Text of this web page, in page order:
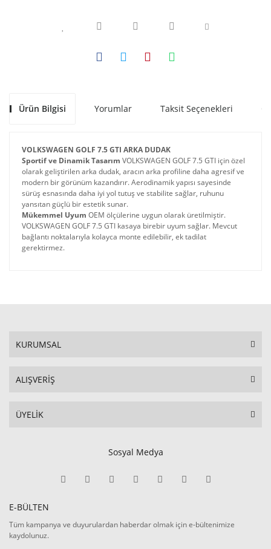
Ürün Bilgisi Yorumlar Taksit Seçenekleri
VOLKSWAGEN GOLF 7.5 GTI ARKA DUDAK
Sportif ve Dinamik Tasarım VOLKSWAGEN GOLF 7.5 GTI için özel
olarak geliştirilen arka dudak, aracın arka profiline daha agresif ve
modern bir görünüm kazandırır. Aerodinamik yapısı sayesinde
sürüş esnasında daha iyi yol tutuş ve stabilite sağlar, ruhunu
yansıtan güçlü bir estetik sunar.
Mükemmel Uyum OEM ölçülerine uygun olarak üretilmiştir.
VOLKSWAGEN GOLF 7.5 GTI kasaya birebir uyum sağlar. Mevcut
bağlantı noktalarıyla kolayca monte edilebilir, ek tadilat
gerektirmez.
KURUMSAL
ALIŞVERİŞ
ÜYELİK
Sosyal Medya
E-BÜLTEN
Tüm kampanya ve duyurulardan haberdar olmak için e-bültenimize
kaydolunuz.